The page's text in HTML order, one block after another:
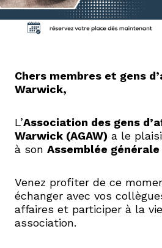
Chers membres et gens
Warwick,
L’Association des gens
Warwick (AGAW) a le
à son Assemblée
Venez profiter de ce
échanger avec vos
affaires et participer à la
association.